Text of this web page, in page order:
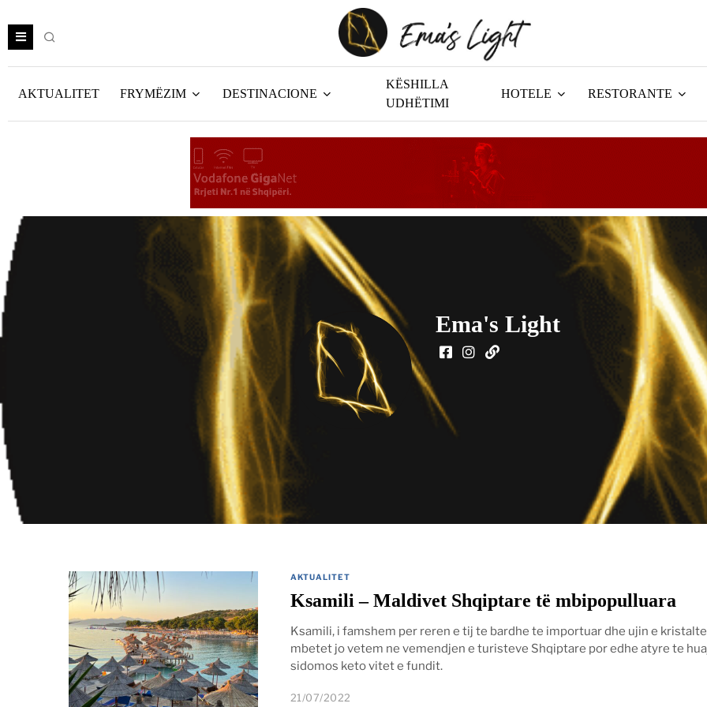
AKTUALITET FRYMËZIM DESTINACIONE
KËSHILLA
UDHËTIMI
HOTELE RESTORANTE
Ema's Light
AKTUALITET
Ksamili – Maldivet Shqiptare të mbipopulluara
Ksamili, i famshem per reren e tij te bardhe te importuar dhe ujin e
mbetet jo vetem ne vemendjen e turisteve Shqiptare por edhe atyre te
sidomos keto vitet e fundit.
21/07/2022